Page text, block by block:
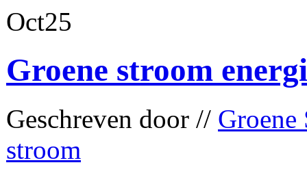
Oct25
Groene stroom
Geschreven door // Groene
stroom